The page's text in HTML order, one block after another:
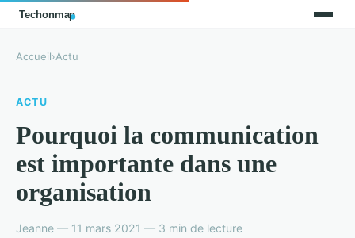
Accueil›Actu
ACTU
Pourquoi la communication
est importante dans une
organisation
Jeanne — 11 mars 2021 — 3 min de lecture